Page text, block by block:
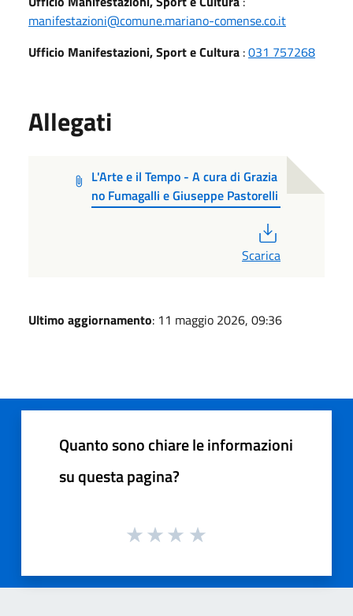
manifestazioni@comune.mariano-comense.co.it
Ufficio Manifestazioni, Sport e Cultura :031 757268
Allegati
L'Arte e il Tempo - A cura di Grazia
no Fumagalli e Giuseppe Pastorelli
Scarica
Ultimo aggiornamento: 11 maggio 2026, 09:36
Quanto sono chiare le informazioni
su questa pagina?